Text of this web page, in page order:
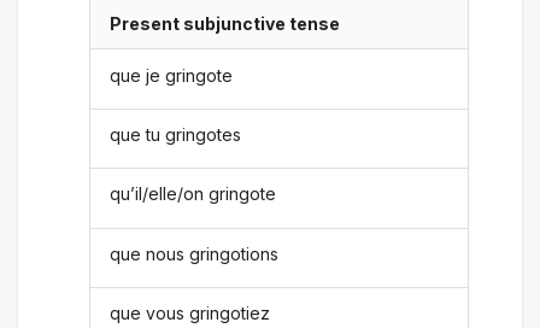
Present subjunctive tense
que je gringote
que tu gringotes
qu’il/elle/on gringote
que nous gringotions
que vous gringotiez